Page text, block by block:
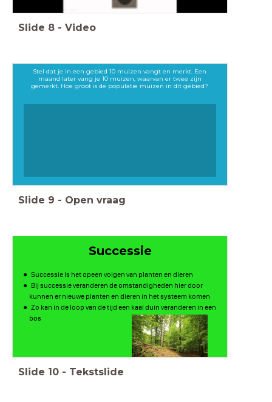
Slide 8 - Video
Stel dat je in een gebied 10 muizen vangt en merkt. Een
maand later vang je 10 muizen, waarvan er twee zijn
gemerkt. Hoe groot is de populatie muizen in dit gebied?
Slide 9 - Open vraag
Successie
Successie is het opeen volgen van planten en dieren
Bij successie veranderen de omstandigheden hier door
kunnen er nieuwe planten en dieren in het systeem komen
Zo kan in de loop van de tijd een kaal duin veranderen in een
bos
Slide 10 - Tekstslide